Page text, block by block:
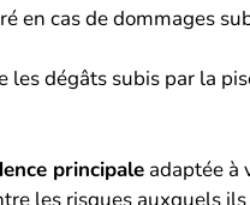
en cas de dommages
les dégâts subis par la
principale adaptée à
les risques auxquels